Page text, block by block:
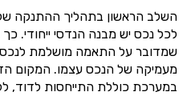
השלב הראשון בתהליך ההתנקה
לכל נכס יש מבנה הנדסי ייחודי.
שמדובר על התאמה מושלמת
מעמיקה של הנכס עצמו. המקום
במערכת כוללת התייחסות לדוד,